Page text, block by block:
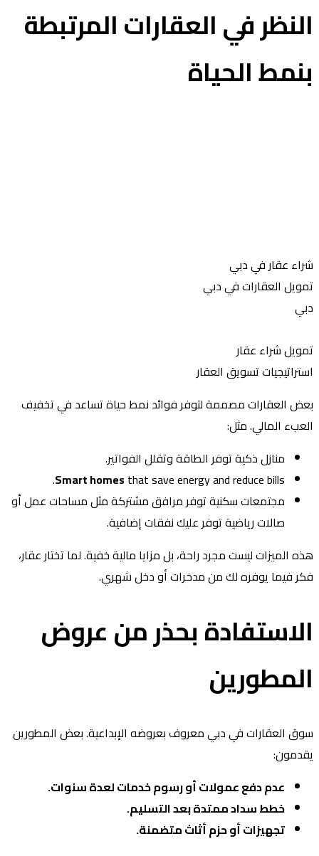
في العقارات المرتبطة
الحياة
عقار في دبي
العقارات في دبي
شراء عقار
تسويق العقار
العقارات مصممة لتوفر فوائد نمط حياة تساعد في تخفيف
المالي. مثل:
منازل ذكية توفر الطاقة وتقلل الفواتير.
Smart homesthat save energy and reduce bills.
مجتمعات سكنية توفر مرافق مشتركة مثل مساحات عمل أو
صالات رياضية توفر عليك نفقات إضافية.
الميزات ليست مجرد راحة، بل مزايا مالية خفية. لما تختار عقار،
فيما يوفره لك من مدخرات أو دخل شهري.
بحذر من عروض
العقارات في دبي معروف بعروضه الإبداعية. بعض المطورين
عدم دفع عمولات أو رسوم خدمات لعدة سنوات.
خطط سداد ممتدة بعد التسليم.
تجهيزات أو حزم أثاث متضمنة.